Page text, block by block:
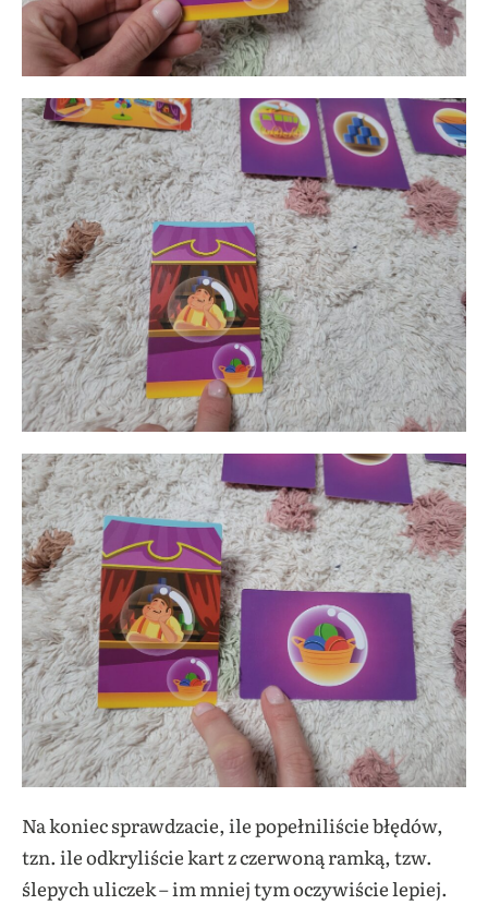
Na koniec sprawdzacie, ile popełniliście błędów,
tzn. ile odkryliście kart z czerwoną ramką, tzw.
ślepych uliczek – im mniej tym oczywiście lepiej.